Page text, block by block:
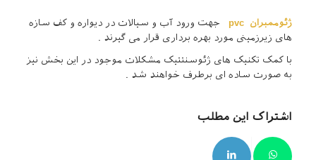
ژئوممبران pvc
جهت ورود آب و سیالات در دیواره و کف سازه
های زیرزمینی مورد بهره برداری قرار می گیرند .
با کمک تکنیک های ژئوسنتتیک مشکلات موجود در این بخش نیز
به صورت ساده ای برطرف خواهند شد .
اشتراک این مطلب